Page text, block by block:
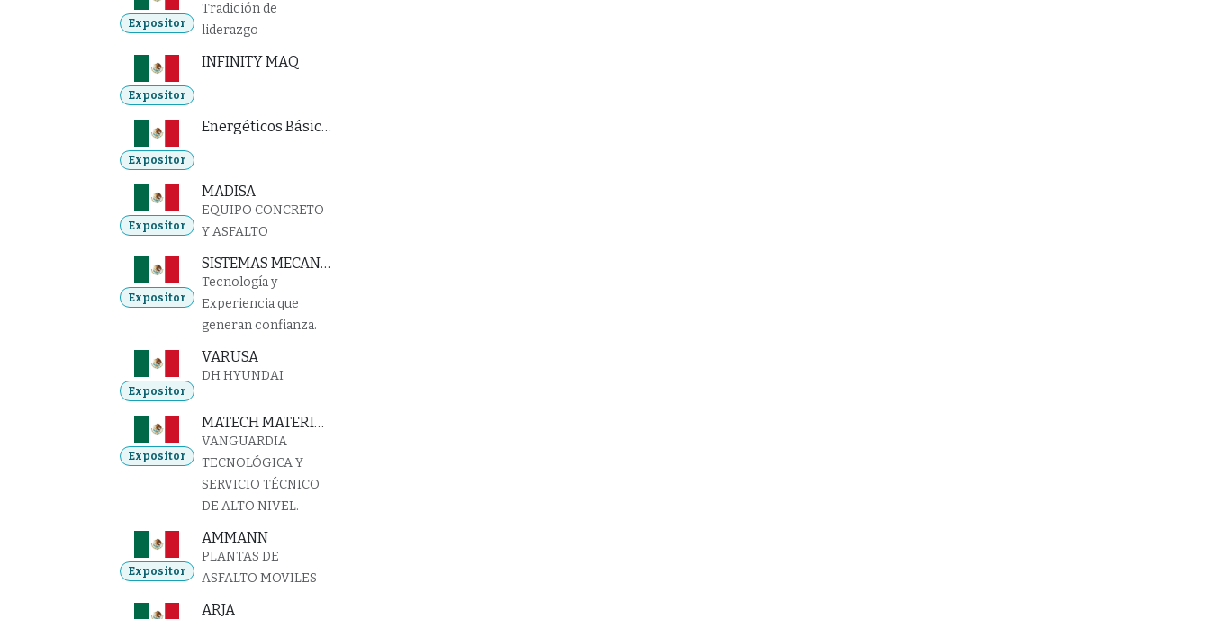
Expositor
Tradición de
liderazgo
Expositor
INFINITY MAQ
Expositor
Energéticos Básicos
Expositor
MADISA
EQUIPO CONCRETO
Y ASFALTO
Expositor
SISTEMAS MECANICOS E HIDRAULICOS
Tecnología y
Experiencia que
generan confianza.
Expositor
VARUSA
DH HYUNDAI
Expositor
MATECH MATERIALS TESTING TECHNOLOGY
VANGUARDIA
TECNOLÓGICA Y
SERVICIO TÉCNICO
DE ALTO NIVEL.
Expositor
AMMANN
PLANTAS DE
ASFALTO MOVILES
ARJA